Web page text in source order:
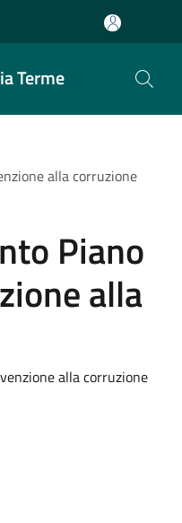
Terme
alla corruzione
Piano
alla
alla corruzione